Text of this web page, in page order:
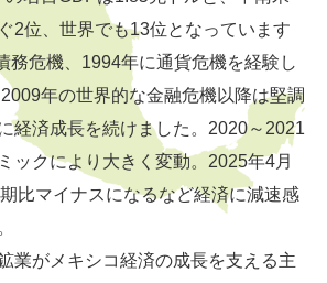
2位、世界でも13位となっています
務危機、1994年に通貨危機を経験し
年の世界的な金融危機以降は堅調
経済成長を続けました。2020～2021
ックにより大きく変動。2025年4月
比マイナスになるなど経済に減速感
業がメキシコ経済の成長を支える主